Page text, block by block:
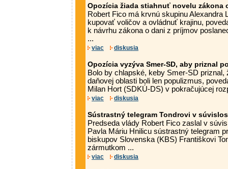
Opozícia žiada stiahnuť novelu zákona
Robert Fico má krvnú skupinu Alexandra
kupovať voličov a ovládnuť krajinu,
k návrhu zákona o dani z príjmov
...
viac diskusia
Opozícia vyzýva Smer-SD, aby priznal
Bolo by chlapské, keby Smer-SD priznal,
daňovej oblasti boli len populizmus,
Milan Hort (SDKÚ-DS) v pokračujúcej
viac diskusia
Sústrastný telegram Tondrovi v
Predseda vlády Robert Fico zaslal v
Pavla Máriu Hnilicu sústrastný telegram
biskupov Slovenska (KBS) Františkovi
zármutkom ...
viac diskusia